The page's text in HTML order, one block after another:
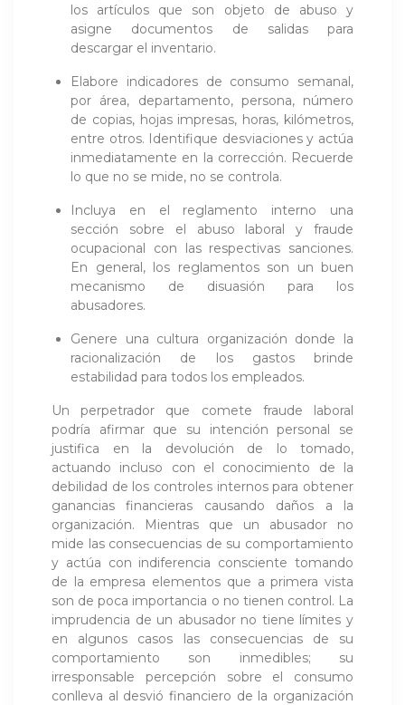
los artículos que son objeto de abuso y
asigne documentos de salidas para
descargar el inventario.
Elabore indicadores de consumo semanal,
por área, departamento, persona, número
de copias, hojas impresas, horas, kilómetros,
entre otros. Identifique desviaciones y actúa
inmediatamente en la corrección. Recuerde
lo que no se mide, no se controla.
Incluya en el reglamento interno una
sección sobre el abuso laboral y fraude
ocupacional con las respectivas sanciones.
En general, los reglamentos son un buen
mecanismo de disuasión para los
abusadores.
Genere una cultura organización donde la
racionalización de los gastos brinde
estabilidad para todos los empleados.
Un perpetrador que comete fraude laboral
podría afirmar que su intención personal se
justifica en la devolución de lo tomado,
actuando incluso con el conocimiento de la
debilidad de los controles internos para obtener
ganancias financieras causando daños a la
organización. Mientras que un abusador no
mide las consecuencias de su comportamiento
y actúa con indiferencia consciente tomando
de la empresa elementos que a primera vista
son de poca importancia o no tienen control. La
imprudencia de un abusador no tiene límites y
en algunos casos las consecuencias de su
comportamiento son inmedibles; su
irresponsable percepción sobre el consumo
conlleva al desvió financiero de la organización